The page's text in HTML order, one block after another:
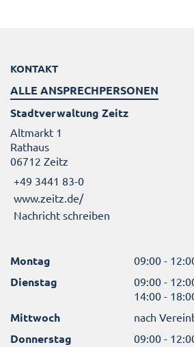
KONTAKT
ALLE ANSPRECHPERSONEN
Stadtverwaltung Zeitz
Altmarkt 1
Rathaus
06712 Zeitz
+49 3441 83-0
www.zeitz.de/
Nachricht schreiben
Montag 09:00 -
Dienstag
09:00 -
14:00 -
Mittwoch nach
Donnerstag
09:00 -